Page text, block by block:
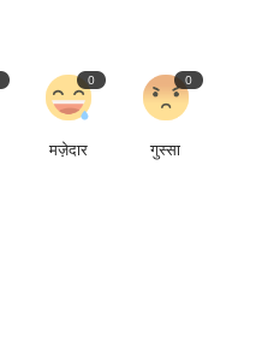
0
मज़ेदार
0
गुस्सा